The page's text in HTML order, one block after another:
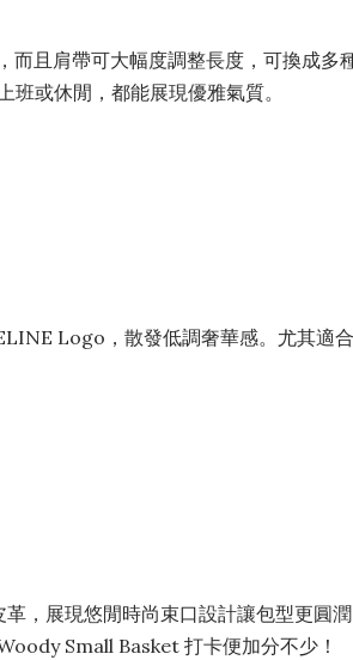
而且肩帶可大幅度調整長度，可換成多
或休閒，都能展現優雅氣質。
Logo，散發低調奢華感。尤其適
，展現悠閒時尚束口設計讓包型更圓
Small Basket 打卡便加分不少！